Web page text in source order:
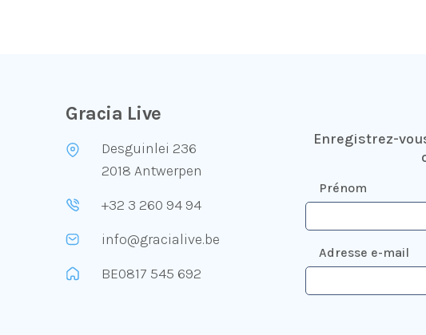
Gracia Live
Desguinlei 236
2018 Antwerpen
+32 3 260 94 94
info@gracialive.be
BE0817 545 692
Enregistrez-
Prénom
Adresse e-mail